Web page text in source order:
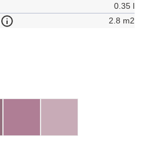
0.35 l
2.8 m2